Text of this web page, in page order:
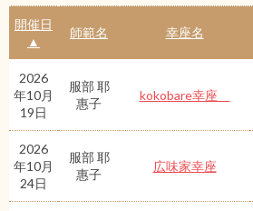
開催日
▲
師範名 幸座名
2026
年10月
19日
服部 耶
惠子
kokobare幸座
2026
年10月
24日
服部 耶
惠子
広味家幸座